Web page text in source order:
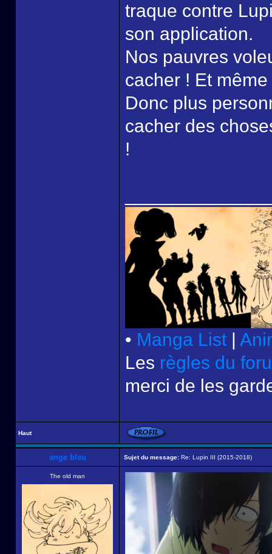
traque contre
son application.
Nos pauvres
cacher ! Et
Donc plus
cacher des
!
• Manga List |
Les règles du
merci de les
Haut
ange bleu Sujet du message: Re: Lupin III (2015-2018)
The old man